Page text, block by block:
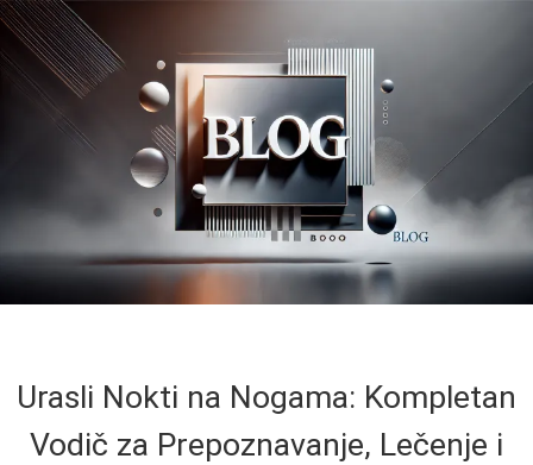
Urasli Nokti na Nogama: Kompletan
Vodič za Prepoznavanje, Lečenje i